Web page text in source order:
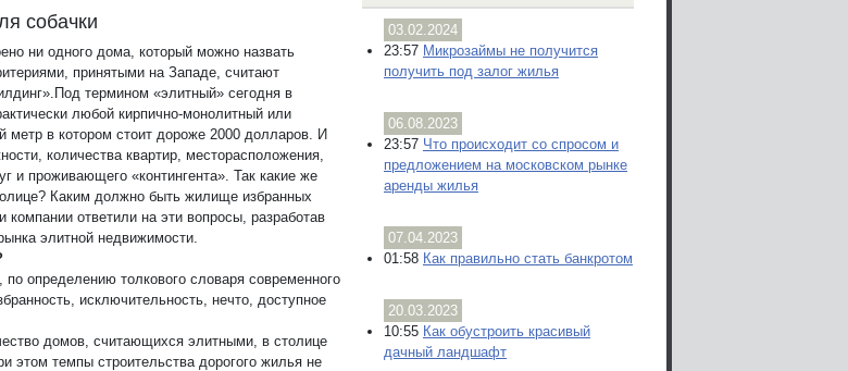
собачки
ни одного дома, который можно назвать
принятыми на Западе, считают
Под термином «элитный» сегодня в
любой кирпично-монолитный или
метр в котором стоит дороже 2000 долларов. И
количества квартир, месторасположения,
и проживающего «контингента». Так какие же
Каким должно быть жилище избранных
компании ответили на эти вопросы, разработав
элитной недвижимости.
по определению толкового словаря современного
исключительность, нечто, доступное
домов, считающихся элитными, в столице
этом темпы строительства дорогого жилья не
03.02.2024
23:57 Микрозаймы не получится
получить под залог жилья
06.08.2023
23:57 Что происходит со спросом и
предложением на московском рынке
аренды жилья
07.04.2023
01:58 Как правильно стать банкротом
20.03.2023
10:55 Как обустроить красивый
дачный ландшафт